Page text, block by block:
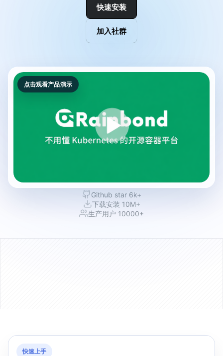
快速安装
加入社群
点击观看产品演示
Github star 6k+
下载安装 10M+
生产用户 10000+
快速上手